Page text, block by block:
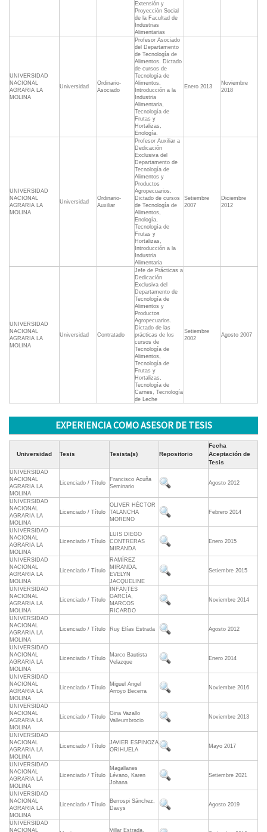
Extensión y
Proyección Social
de la Facultad de
Industrias
Alimentarias
UNIVERSIDAD
NACIONAL
AGRARIA LA
MOLINA
Universidad
Ordinario-
Asociado
Profesor Asociado
del Departamento
de Tecnología de
Alimentos. Dictado
de cursos de
Tecnología de
Alimentos,
Introducción a la
Industria
Alimentaria,
Tecnología de
Frutas y
Hortalizas,
Enología.
Enero 2013
Noviembre
2018
UNIVERSIDAD
NACIONAL
AGRARIA LA
MOLINA
Universidad
Ordinario-
Auxiliar
Profesor Auxiliar a
Dedicación
Exclusiva del
Departamento de
Tecnología de
Alimentos y
Productos
Agropecuarios.
Dictado de cursos
de Tecnología de
Alimentos,
Enología,
Tecnología de
Frutas y
Hortalizas,
Introducción a la
Industria
Alimentaria
Setiembre
2007
Diciembre
2012
UNIVERSIDAD
NACIONAL
AGRARIA LA
MOLINA
Universidad Contratado
Jefe de Prácticas a
Dedicación
Exclusiva del
Departamento de
Tecnología de
Alimentos y
Productos
Agropecuarios.
Dictado de las
prácticas de los
cursos de
Tecnología de
Alimentos,
Tecnología de
Frutas y
Hortalizas,
Tecnología de
Carnes, Tecnología
de Leche
Setiembre
2002
Agosto 2007
EXPERIENCIA COMO ASESOR DE TESIS
Universidad Tesis Tesista(s) Repositorio
Fecha
Aceptación de
Tesis
UNIVERSIDAD
NACIONAL
AGRARIA LA
MOLINA
Licenciado / Título
Francisco Acuña
Seminario
Agosto 2012
UNIVERSIDAD
NACIONAL
AGRARIA LA
MOLINA
Licenciado / Título
OLIVER HÉCTOR
TALANCHA
MORENO
Febrero 2014
UNIVERSIDAD
NACIONAL
AGRARIA LA
MOLINA
Licenciado / Título
LUIS DIEGO
CONTRERAS
MIRANDA
Enero 2015
UNIVERSIDAD
NACIONAL
AGRARIA LA
MOLINA
Licenciado / Título
RAMÍREZ
MIRANDA,
EVELYN
JACQUELINE
Setiembre 2015
UNIVERSIDAD
NACIONAL
AGRARIA LA
MOLINA
Licenciado / Título
INFANTES
GARCÍA,
MARCOS
RICARDO
Noviembre 2014
UNIVERSIDAD
NACIONAL
AGRARIA LA
MOLINA
Licenciado / Título Ruy Elías Estrada Agosto 2012
UNIVERSIDAD
NACIONAL
AGRARIA LA
MOLINA
Licenciado / Título
Marco Bautista
Velazque
Enero 2014
UNIVERSIDAD
NACIONAL
AGRARIA LA
MOLINA
Licenciado / Título
Miguel Angel
Arroyo Becerra
Noviembre 2016
UNIVERSIDAD
NACIONAL
AGRARIA LA
MOLINA
Licenciado / Título
Gina Vazallo
Valleumbrocio
Noviembre 2013
UNIVERSIDAD
NACIONAL
AGRARIA LA
MOLINA
Licenciado / Título
JAVIER ESPINOZA
ORIHUELA
Mayo 2017
UNIVERSIDAD
NACIONAL
AGRARIA LA
MOLINA
Licenciado / Título
Magallanes
Lévano, Karen
Johana
Setiembre 2021
UNIVERSIDAD
NACIONAL
AGRARIA LA
MOLINA
Licenciado / Título
Berrospi Sánchez,
Davys
Agosto 2019
UNIVERSIDAD
NACIONAL
Villar Estrada,